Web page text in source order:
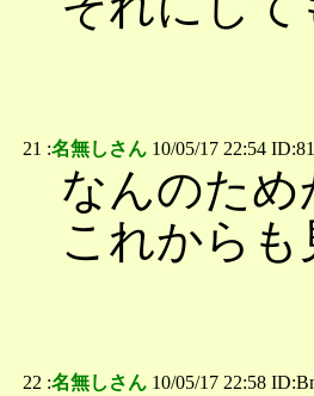
21 :名無しさん 10/05/17 22:54
なんのた
これから
22 :名無しさん 10/05/17 22:58